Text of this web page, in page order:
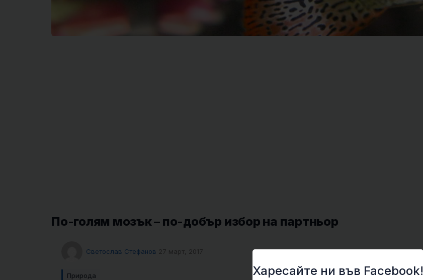
По-голям мозък – по-добър избор на партньор
Светослав Стефанов 27 март, 2017
Природа Харесайте ни във Facebook!